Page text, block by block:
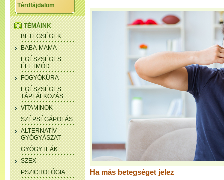
Térdfájdalom
TÉMÁINK
BETEGSÉGEK
BABA-MAMA
EGÉSZSÉGES
ÉLETMÓD
FOGYÓKÚRA
EGÉSZSÉGES
TÁPLÁLKOZÁS
VITAMINOK
SZÉPSÉGÁPOLÁS
ALTERNATÍV
GYÓGYÁSZAT
GYÓGYTEÁK
SZEX
PSZICHOLÓGIA
Ha más betegséget jelez